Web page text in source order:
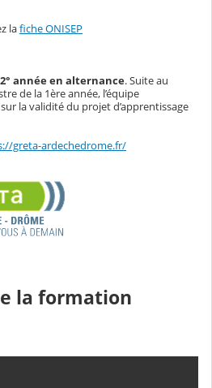
lafiche ONISEP
année en alternance. Suite au
de la 1ère année, l’équipe
la validité du projet d’apprentissage
greta-ardechedrome.fr/
la formation